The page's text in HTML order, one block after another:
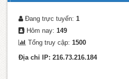
Đang trực tuyến: 1
Hôm nay: 149
Tổng truy cập: 1500
Địa chỉ IP: 216.73.216.184